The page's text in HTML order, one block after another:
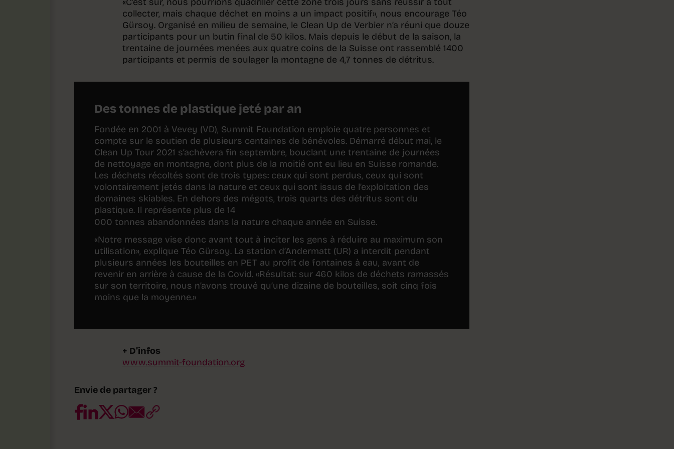
collecter, mais chaque déchet en moins a un impact positif», nous encourage Téo
Gürsoy. Organisé en milieu de semaine, le Clean Up de Verbier n’a réuni que douze
participants pour un butin final de 50 kilos. Mais depuis le début de la saison, la
trentaine de journées menées aux quatre coins de la Suisse ont rassemblé 1400
participants et permis de soulager la montagne de 4,7 tonnes de détritus.
Des tonnes de plastique jeté par an
Fondée en 2001 à Vevey (VD), Summit Foundation emploie quatre personnes et
compte sur le soutien de plusieurs centaines de bénévoles. Démarré début mai, le
Clean Up Tour 2021 s’achèvera fin septembre, bouclant une trentaine de journées
de nettoyage en montagne, dont plus de la moitié ont eu lieu en Suisse romande.
Les déchets récoltés sont de trois types: ceux qui sont perdus, ceux qui sont
volontairement jetés dans la nature et ceux qui sont issus de l’exploitation des
domaines skiables. En dehors des mégots, trois quarts des détritus sont du
plastique. Il représente plus de 14
000 tonnes abandonnées dans la nature chaque année en Suisse.
«Notre message vise donc avant tout à inciter les gens à réduire au maximum son
utilisation», explique Téo Gürsoy. La station d’Andermatt (UR) a interdit pendant
plusieurs années les bouteilles en PET au profit de fontaines à eau, avant de
revenir en arrière à cause de la Covid. «Résultat: sur 460 kilos de déchets ramassés
sur son territoire, nous n’avons trouvé qu’une dizaine de bouteilles, soit cinq fois
moins que la moyenne.»
+ D’infos
www.summit-foundation.org
Envie de partager ?